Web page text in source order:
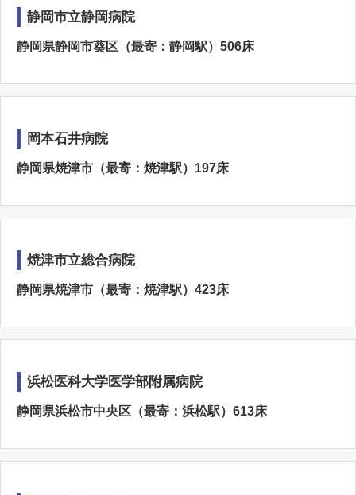
静岡市立静岡病院
静岡県静岡市葵区（最寄：静岡駅）506床
岡本石井病院
静岡県焼津市（最寄：焼津駅）197床
焼津市立総合病院
静岡県焼津市（最寄：焼津駅）423床
浜松医科大学医学部附属病院
静岡県浜松市中央区（最寄：浜松駅）613床